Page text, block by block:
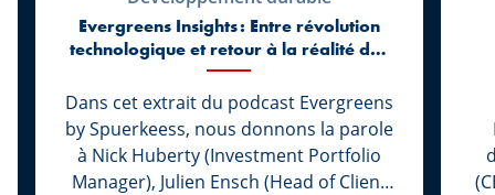
Evergreens Insights : Entre révolution
technologique et retour à la réalité des
marchés
Dans cet extrait du podcast Evergreens
by Spuerkeess, nous donnons la parole
à Nick Huberty (Investment Portfolio
Manager), Julien Ensch (Head of Client